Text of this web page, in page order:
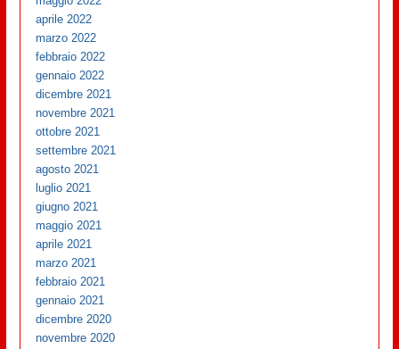
aprile 2022
marzo 2022
febbraio 2022
gennaio 2022
dicembre 2021
novembre 2021
ottobre 2021
settembre 2021
agosto 2021
luglio 2021
giugno 2021
maggio 2021
aprile 2021
marzo 2021
febbraio 2021
gennaio 2021
dicembre 2020
novembre 2020